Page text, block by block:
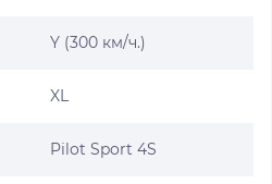
Y (300 км/ч.)
XL
Pilot Sport 4S